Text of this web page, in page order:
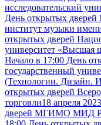
исследовательский
День открытых дверей
институт музыки
открытых дверей
университет «Высшая
Начало в 17:00 День
государственный
(Технологии. Дизайн.
открытых дверей
торговли18 апреля
дверей МГИМО МИД